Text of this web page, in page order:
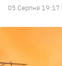
05 Серпня 19:17